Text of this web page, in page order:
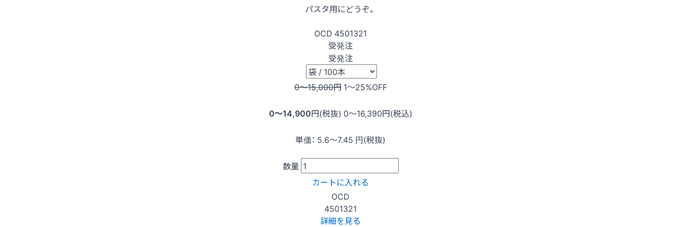
パスタ用にどうぞ。
OCD 4501321
受発注
受発注
0〜15,000円 1〜25%OFF
0〜14,900円(税抜) 0〜16,390円(税込)
単価： 5.6〜7.45 円(税抜)
数量
カートに入れる
OCD
4501321
詳細を見る